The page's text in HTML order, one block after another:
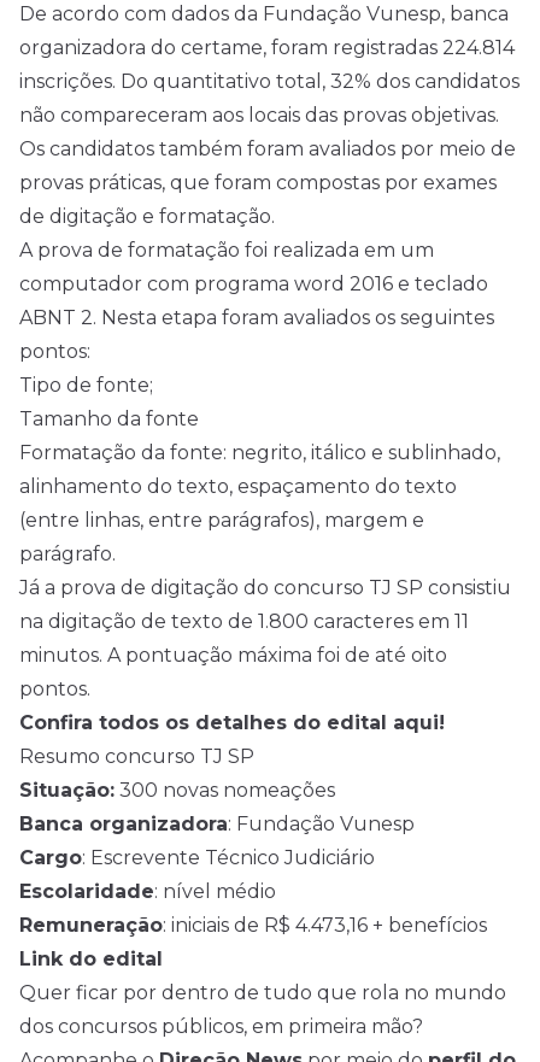
De acordo com dados da Fundação Vunesp, banca
organizadora do certame, foram registradas 224.814
inscrições. Do quantitativo total, 32% dos candidatos
não compareceram aos locais das provas objetivas.
Os candidatos também foram avaliados por meio de
provas práticas, que foram compostas por exames
de digitação e formatação.
A prova de formatação foi realizada em um
computador com programa word 2016 e teclado
ABNT 2. Nesta etapa foram avaliados os seguintes
pontos:
Tipo de fonte;
Tamanho da fonte
Formatação da fonte: negrito, itálico e sublinhado,
alinhamento do texto, espaçamento do texto
(entre linhas, entre parágrafos), margem e
parágrafo.
Já a prova de digitação do concurso TJ SP consistiu
na digitação de texto de 1.800 caracteres em 11
minutos. A pontuação máxima foi de até oito
pontos.
Confira todos os detalhes do edital aqui!
Resumo concurso TJ SP
Situação: 300 novas nomeações
Banca organizadora: Fundação Vunesp
Cargo: Escrevente Técnico Judiciário
Escolaridade: nível médio
Remuneração: iniciais de R$ 4.473,16 + benefícios
Link do edital
Quer ficar por dentro de tudo que rola no mundo
dos concursos públicos, em primeira mão?